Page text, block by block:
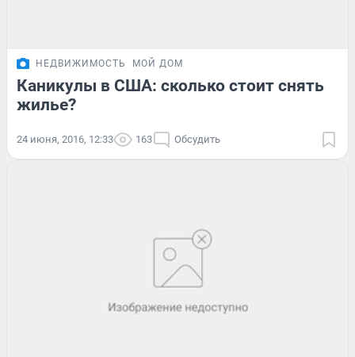
НЕДВИЖИМОСТЬ МОЙ ДОМ
Каникулы в США: сколько стоит снять
жилье?
24 июня, 2016, 12:33 163 Обсудить